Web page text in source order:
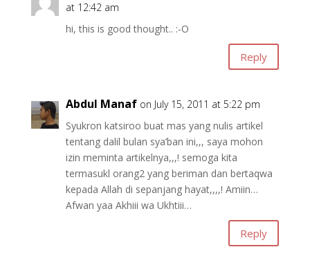
at 12:42 am
hi, this is good thought.. :-O
Reply
Abdul Manaf on July 15, 2011 at 5:22 pm
Syukron katsiroo buat mas yang nulis artikel
tentang dalil bulan sya’ban ini,,, saya mohon
izin meminta artikelnya,,,! semoga kita
termasukl orang2 yang beriman dan bertaqwa
kepada Allah di sepanjang hayat,,,,! Amiin…
Afwan yaa Akhiii wa Ukhtiii…
Reply